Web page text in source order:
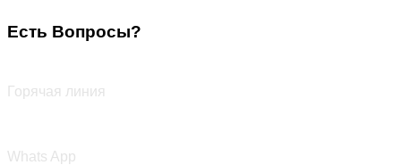
Есть Вопросы?
Горячая линия
Whats App